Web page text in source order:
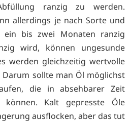
ranzig zu werden.
allerdings je nach Sorte und
ein bis zwei Monaten ranzig
wird, können ungesunde
werden gleichzeitig wertvolle
sollte man Öl möglichst
die in absehbarer Zeit
können. Kalt gepresste Öle
ausflocken, aber das tut